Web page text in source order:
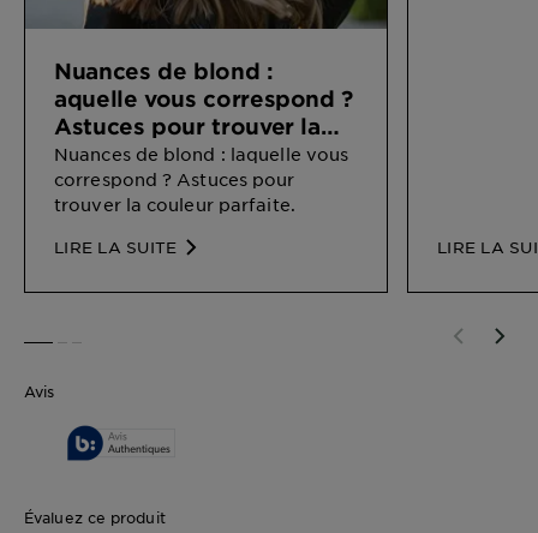
Nuances de blond :
aquelle vous correspond ?
Astuces pour trouver la
couleur parfaite.
Nuances de blond : laquelle vous
correspond ? Astuces pour
trouver la couleur parfaite.
LIRE LA SUITE LIRE LA
Avis
Évaluez ce produit